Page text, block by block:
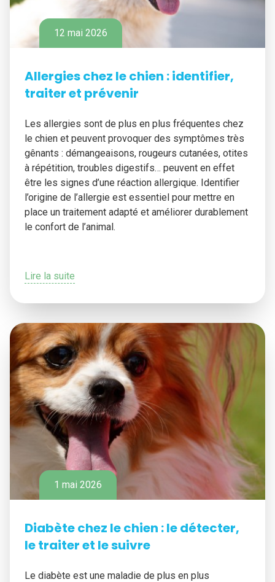
12 mai 2026
Allergies chez le chien : identifier,
traiter et prévenir
Les allergies sont de plus en plus fréquentes chez
le chien et peuvent provoquer des symptômes très
gênants : démangeaisons, rougeurs cutanées, otites
à répétition, troubles digestifs… peuvent en effet
être les signes d’une réaction allergique. Identifier
l’origine de l’allergie est essentiel pour mettre en
place un traitement adapté et améliorer durablement
le confort de l’animal.
Lire la suite
1 mai 2026
Diabète chez le chien : le détecter,
le traiter et le suivre
Le diabète est une maladie de plus en plus